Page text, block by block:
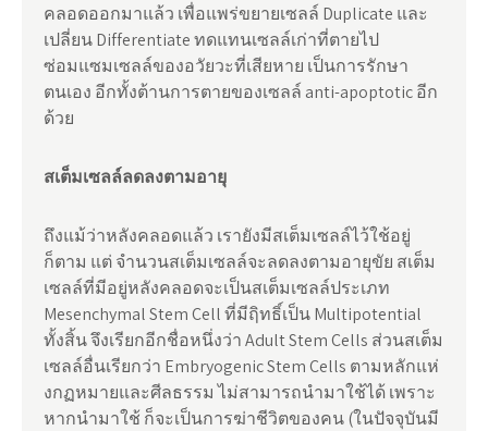
คลอดออกมาแล้ว เพื่อแพร่ขยายเซลล์ Duplicate และ
เปลี่ยน Differentiate ทดแทนเซลล์เก่าที่ตายไป
ซ่อมแซมเซลล์ของอวัยวะที่เสียหาย เป็นการรักษา
ตนเอง อีกทั้งต้านการตายของเซลล์ anti-apoptotic อีก
ด้วย
สเต็มเซลล์ลดลงตามอายุ
ถึงแม้ว่าหลังคลอดแล้ว เรายังมีสเต็มเซลล์ไว้ใช้อยู่
ก็ตาม แต่ จำนวนสเต็มเซลล์จะลดลงตามอายุขัย สเต็ม
เซลล์ที่มีอยู่หลังคลอดจะเป็นสเต็มเซลล์ประเภท
Mesenchymal Stem Cell ที่มีฤิทธิ์เป็น Multipotential
ทั้งสิ้น จึงเรียกอีกชื่อหนึ่งว่า Adult Stem Cells ส่วนสเต็ม
เซลล์อื่นเรียกว่า Embryogenic Stem Cells ตามหลักแห่
งกฏหมายและศีลธรรม ไม่สามารถนำมาใช้ได้ เพราะ
หากนำมาใช้ ก็จะเป็นการฆ่าชีวิตของคน (ในปัจจุบันมี